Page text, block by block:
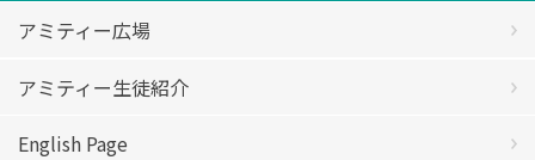
アミティー広場
アミティー生徒紹介
English Page